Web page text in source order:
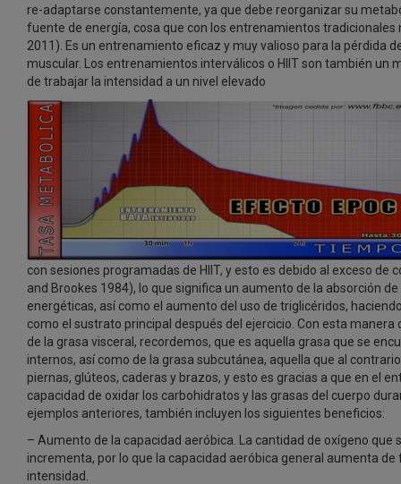
re-adaptarse constantemente, ya que debe reorganizar su
fuente de energía, cosa que con los entrenamientos
2011). Es un entrenamiento eficaz y muy valioso para la pérdida
muscular. Los entrenamientos interválicos o HIIT son también
de trabajar la intensidad a un nivel elevado
con sesiones programadas de HIIT, y esto es debido al exceso de
and Brookes 1984), lo que significa un aumento de la absorción
energéticas, así como el aumento del uso de triglicéridos,
como el sustrato principal después del ejercicio. Con esta
de la grasa visceral, recordemos, que es aquella grasa que se
internos, así como de la grasa subcutánea, aquella que al
piernas, glúteos, caderas y brazos, y esto es gracias a que en el
capacidad de oxidar los carbohidratos y las grasas del cuerpo
ejemplos anteriores, también incluyen los siguientes beneficios:
– Aumento de la capacidad aeróbica. La cantidad de oxígeno
incrementa, por lo que la capacidad aeróbica general aumenta
intensidad.